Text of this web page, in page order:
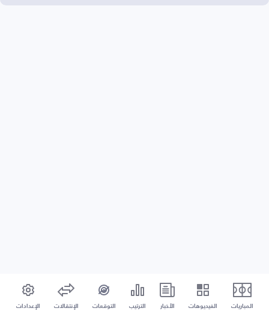
المباريات الفيديوهات الأخبار الترتيب التوقعات الإنتقالات الإعدادات